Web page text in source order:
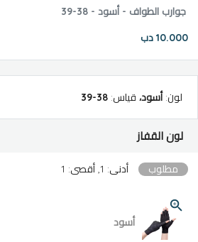
جوارب الطواف - أسود - 38-39
10.000 دب
لون: أسود، قياس:
38-39
لون القفاز
مطلوب أدنى: 1, أقصى: 1
أسود